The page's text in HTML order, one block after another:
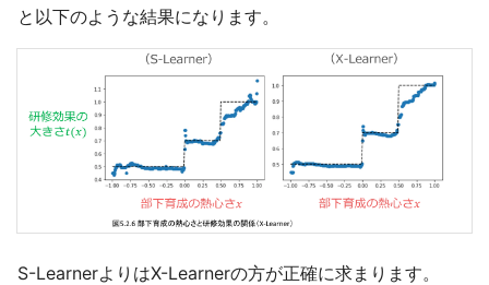
と以下のような結果になります。
S-LearnerよりはX-Learnerの方が正確に求まります。